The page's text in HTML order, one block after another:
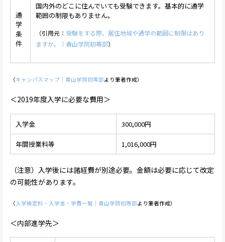
通
学
条
件
国内外のどこに住んでいても受験できます。基本的に通学
範囲の制限もありません。
（引用元： 受験をする際、居住地域や通学の範囲に制限はあり
ますか。｜青山学院初等部）
（キャンパスマップ｜青山学院初等部より筆者作成）
＜2019年度入学に必要な費用＞
入学金 300,000円
年間授業料等 1,016,000円
（注意）入学後には諸経費が別途必要。金額は必要に応じて改定
の可能性があります。
（ 入学検定料・入学金・学費一覧｜青山学院初等部より筆者作成）
＜内部進学先＞